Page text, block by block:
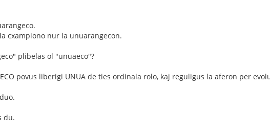
cxampiono nur la unuarangecon.
plibelas ol "unuaeco"?
povus liberigi UNUA de ties ordinala rolo, kaj reguligus la aferon per
du.